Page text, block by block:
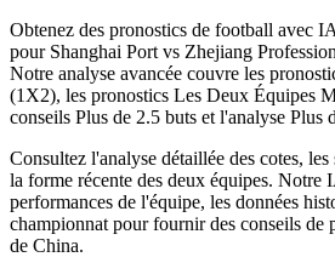
Obtenez des pronostics de football avec
pour Shanghai Port vs Zhejiang
Notre analyse avancée couvre les
(1X2), les pronostics Les Deux Équipes
conseils Plus de 2.5 buts et l'analyse Plus
Consultez l'analyse détaillée des cotes, les
la forme récente des deux équipes. Notre
performances de l'équipe, les données
championnat pour fournir des conseils de
de China.